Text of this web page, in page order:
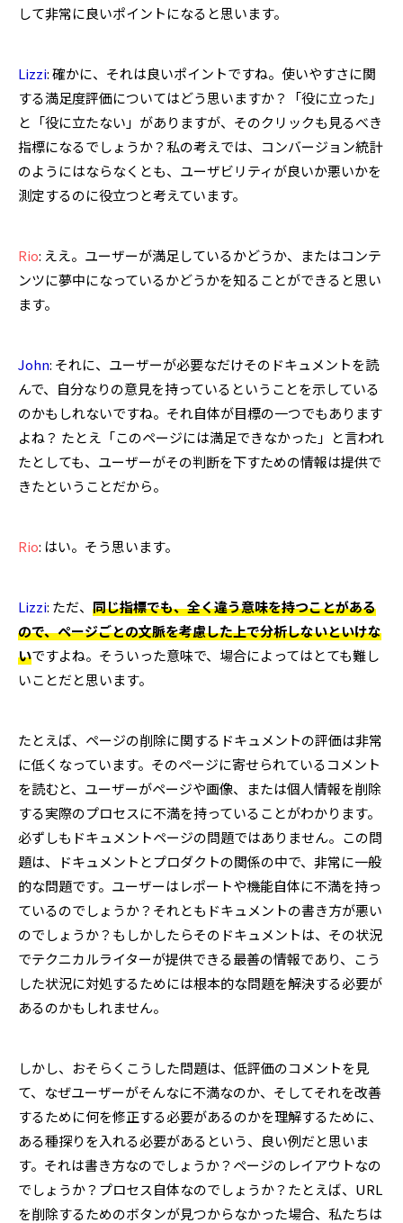
して非常に良いポイントになると思います。
Lizzi: 確かに、それは良いポイントですね。使いやすさに関
する満足度評価についてはどう思いますか？「役に立った」
と「役に立たない」がありますが、そのクリックも見るべき
指標になるでしょうか？私の考えでは、コンバージョン統計
のようにはならなくとも、ユーザビリティが良いか悪いかを
測定するのに役立つと考えています。
Rio: ええ。ユーザーが満足しているかどうか、またはコンテ
ンツに夢中になっているかどうかを知ることができると思い
ます。
John: それに、ユーザーが必要なだけそのドキュメントを読
んで、自分なりの意見を持っているということを示している
のかもしれないですね。それ自体が目標の一つでもあります
よね？ たとえ「このページには満足できなかった」と言われ
たとしても、ユーザーがその判断を下すための情報は提供で
きたということだから。
Rio: はい。そう思います。
Lizzi: ただ、 同じ指標でも、全く違う意味を持つことがある
ので、ページごとの文脈を考慮した上で分析しないといけな
いですよね。そういった意味で、場合によってはとても難し
いことだと思います。
たとえば、ページの削除に関するドキュメントの評価は非常
に低くなっています。そのページに寄せられているコメント
を読むと、ユーザーがページや画像、または個人情報を削除
する実際のプロセスに不満を持っていることがわかります。
必ずしもドキュメントページの問題ではありません。この問
題は、ドキュメントとプロダクトの関係の中で、非常に一般
的な問題です。ユーザーはレポートや機能自体に不満を持っ
ているのでしょうか？それともドキュメントの書き方が悪い
のでしょうか？もしかしたらそのドキュメントは、その状況
でテクニカルライターが提供できる最善の情報であり、こう
した状況に対処するためには根本的な問題を解決する必要が
あるのかもしれません。
しかし、おそらくこうした問題は、低評価のコメントを見
て、なぜユーザーがそんなに不満なのか、そしてそれを改善
するために何を修正する必要があるのかを理解するために、
ある種探りを入れる必要があるという、良い例だと思いま
す。それは書き方なのでしょうか？ページのレイアウトなの
でしょうか？プロセス自体なのでしょうか？たとえば、URL
を削除するためのボタンが見つからなかった場合、私たちは